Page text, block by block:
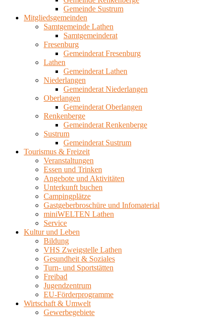
Gemeinde Sustrum
Mitgliedsgemeinden
Samtgemeinde Lathen
Samtgemeinderat
Fresenburg
Gemeinderat Fresenburg
Lathen
Gemeinderat Lathen
Niederlangen
Gemeinderat Niederlangen
Oberlangen
Gemeinderat Oberlangen
Renkenberge
Gemeinderat Renkenberge
Sustrum
Gemeinderat Sustrum
Tourismus & Freizeit
Veranstaltungen
Essen und Trinken
Angebote und Aktivitäten
Unterkunft buchen
Campingplätze
Gastgeberbroschüre und Infomaterial
miniWELTEN Lathen
Service
Kultur und Leben
Bildung
VHS Zweigstelle Lathen
Gesundheit & Soziales
Turn- und Sportstätten
Freibad
Jugendzentrum
EU-Förderprogramme
Wirtschaft & Umwelt
Gewerbegebiete